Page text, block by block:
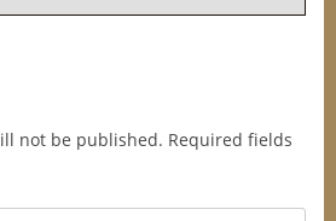
not be published. Required fields